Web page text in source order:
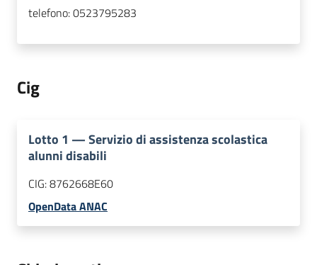
telefono:0523795283
Cig
Lotto 1 —Servizio di assistenza scolastica
alunni disabili
CIG:8762668E60
OpenData ANAC